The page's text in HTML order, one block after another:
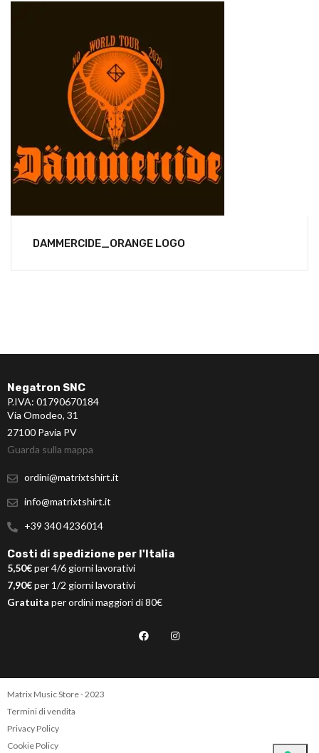
DAMMERCIDE_ORANGE LOGO
Negatron SNC
P.IVA: 01790670184
Via Omodeo, 31
27100 Pavia PV
Guarda sulla mappa
ordini@matrixtshirt.it
info@matrixtshirt.it
+39 340 4236014
Costi di spedizione per l'Italia
5,50€per 4/6 giorni lavorativi
7,90€per 1/2 giorni lavorativi
Gratuita per ordini maggiori di 80€
Matrix Music Store - 2023
Termini di vendita
Privacy Policy
Cookie Policy